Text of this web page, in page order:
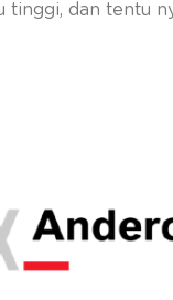
tinggi, dan tentu